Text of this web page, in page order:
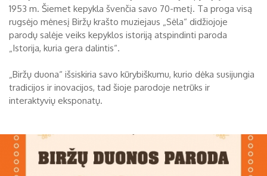
Biržų tvirtovės arsenalas
Religijos
Biržai XX a.
RUGPJŪTIS 2026
Pr An Tr Ke Pe Še
Se
15
16
17
18 19 20 21 22
23
1953 m. Šiemet kepykla švenčia savo 70-metį. Ta proga visą
rugsėjo mėnesį Biržų krašto muziejaus „Sėla“ didžiojoje
parodų salėje veiks kepyklos istoriją atspindinti paroda
„Istorija, kuria gera dalintis“.
„Biržų duona“ išsiskiria savo kūrybiškumu, kurio dėka susijungia
tradicijos ir inovacijos, tad šioje parodoje netrūks ir
interaktyvių eksponatų.